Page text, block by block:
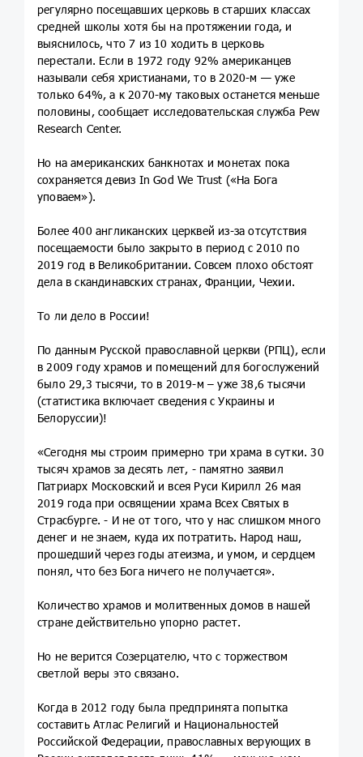
регулярно посещавших церковь в старших классах
средней школы хотя бы на протяжении года, и
выяснилось, что 7 из 10 ходить в церковь
перестали. Если в 1972 году 92% американцев
называли себя христианами, то в 2020-м — уже
только 64%, а к 2070-му таковых останется меньше
половины, сообщает исследовательская служба Pew
Research Center.
Но на американских банкнотах и монетах пока
сохраняется девиз In God We Trust («На Бога
уповаем»).
Более 400 англиканских церквей из-за отсутствия
посещаемости было закрыто в период с 2010 по
2019 год в Великобритании. Совсем плохо обстоят
дела в скандинавских странах, Франции, Чехии.
То ли дело в России!
По данным Русской православной церкви (РПЦ), если
в 2009 году храмов и помещений для богослужений
было 29,3 тысячи, то в 2019-м – уже 38,6 тысячи
(статистика включает сведения с Украины и
Белоруссии)!
«Сегодня мы строим примерно три храма в сутки. 30
тысяч храмов за десять лет, - памятно заявил
Патриарх Московский и всея Руси Кирилл 26 мая
2019 года при освящении храма Всех Святых в
Страсбурге. - И не от того, что у нас слишком много
денег и не знаем, куда их потратить. Народ наш,
прошедший через годы атеизма, и умом, и сердцем
понял, что без Бога ничего не получается».
Количество храмов и молитвенных домов в нашей
стране действительно упорно растет.
Но не верится Созерцателю, что с торжеством
светлой веры это связано.
Когда в 2012 году была предпринята попытка
составить Атлас Религий и Национальностей
Российской Федерации, православных верующих в